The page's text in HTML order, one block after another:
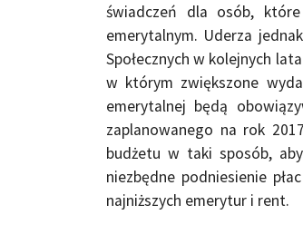
świadczeń dla osób,
emerytalnym. Uderza
Społecznych w kolejnych
w którym zwiększone
emerytalnej będą
zaplanowanego na rok
budżetu w taki sposób,
niezbędne podniesienie
najniższych emerytur i rent.